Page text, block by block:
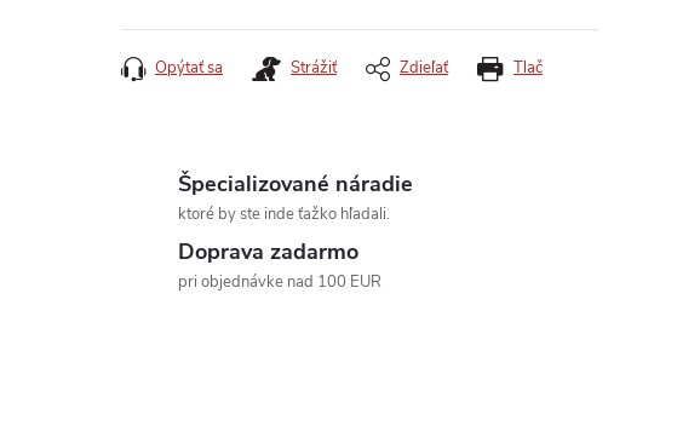
Tlač
Opýtať sa Strážiť Zdieľať
Špecializované náradie
ktoré by ste inde ťažko hľadali.
Doprava zadarmo
pri objednávke nad 100 EUR